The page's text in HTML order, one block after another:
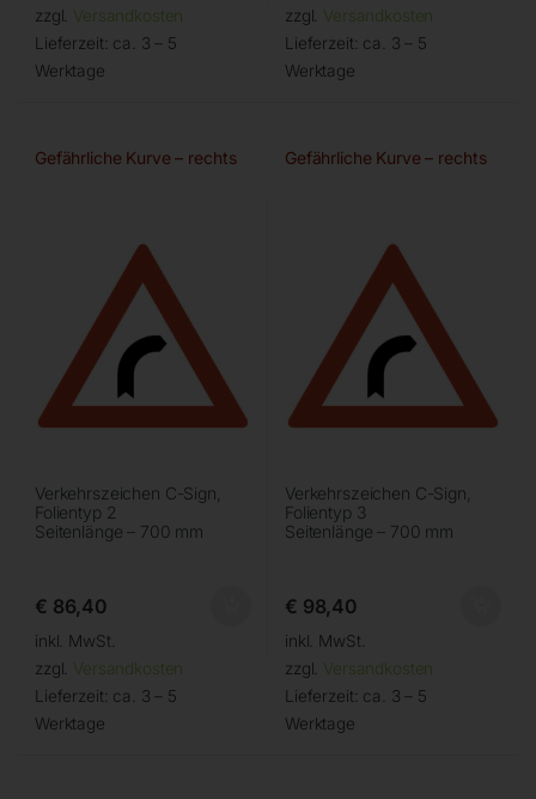
zzgl. Versandkosten
Lieferzeit: ca. 3 – 5
Werktage
zzgl. Versandkosten
Lieferzeit: ca. 3 – 5
Werktage
Gefährliche Kurve – rechts
Verkehrszeichen C-Sign,
Folientyp 2
Seitenlänge – 700 mm
€ 86,40
inkl. MwSt.
zzgl. Versandkosten
Lieferzeit: ca. 3 – 5
Werktage
Gefährliche Kurve – rechts
Verkehrszeichen C-Sign,
Folientyp 3
Seitenlänge – 700 mm
€ 98,40
inkl. MwSt.
zzgl. Versandkosten
Lieferzeit: ca. 3 – 5
Werktage